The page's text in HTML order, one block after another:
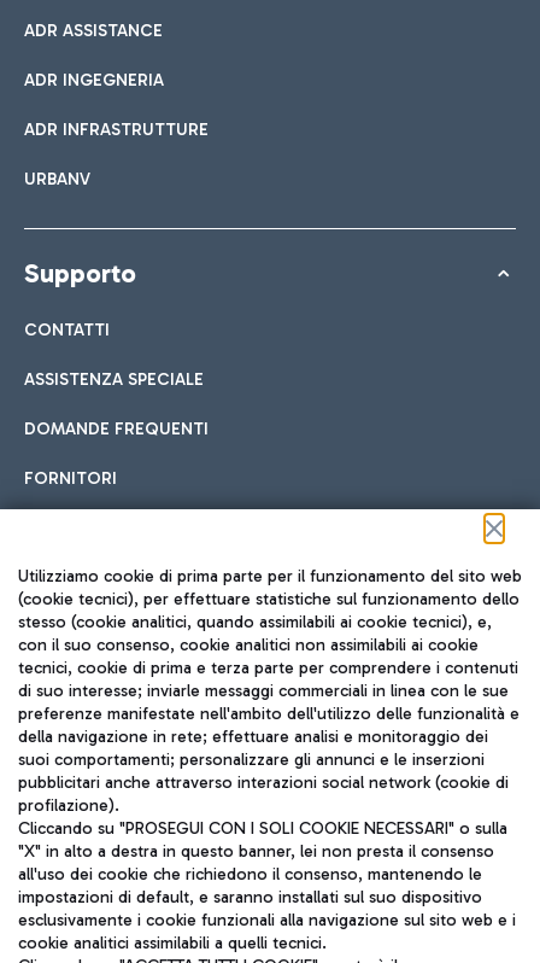
ADR ASSISTANCE
ADR INGEGNERIA
ADR INFRASTRUTTURE
URBANV
Supporto
CONTATTI
ASSISTENZA SPECIALE
DOMANDE FREQUENTI
FORNITORI
Seguici sui social
TRAVEL JOURNAL
ITA
Aeroporti di Roma S.p.A. - Società soggetta a direzione e
Utilizziamo cookie di prima parte per il funzionamento del sito web
(cookie tecnici), per effettuare statistiche sul funzionamento dello
stesso (cookie analitici, quando assimilabili ai cookie tecnici), e,
con il suo consenso, cookie analitici non assimilabili ai cookie
tecnici, cookie di prima e terza parte per comprendere i contenuti
di suo interesse; inviarle messaggi commerciali in linea con le sue
preferenze manifestate nell'ambito dell'utilizzo delle funzionalità e
della navigazione in rete; effettuare analisi e monitoraggio dei
suoi comportamenti; personalizzare gli annunci e le inserzioni
pubblicitari anche attraverso interazioni social network (cookie di
profilazione).
Cliccando su "PROSEGUI CON I SOLI COOKIE NECESSARI" o sulla
"X" in alto a destra in questo banner, lei non presta il consenso
all'uso dei cookie che richiedono il consenso, mantenendo le
impostazioni di default, e saranno installati sul suo dispositivo
esclusivamente i cookie funzionali alla navigazione sul sito web e i
cookie analitici assimilabili a quelli tecnici.